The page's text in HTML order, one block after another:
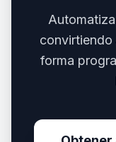
convirtiendo
forma